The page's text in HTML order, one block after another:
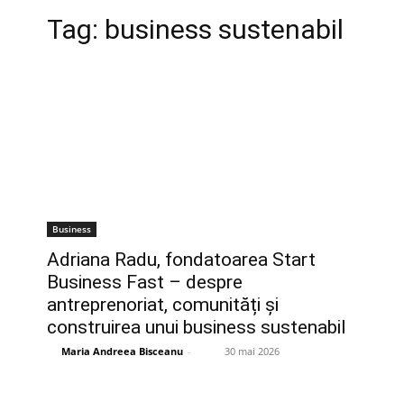
Tag: business sustenabil
Business
Adriana Radu, fondatoarea Start
Business Fast – despre
antreprenoriat, comunități și
construirea unui business sustenabil
Maria Andreea Bisceanu - 30 mai 2026